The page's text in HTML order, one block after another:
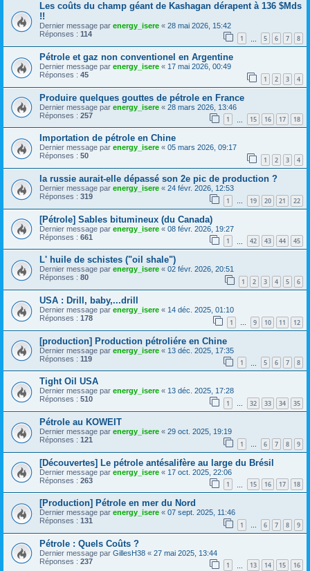
Les coûts du champ géant de Kashagan dérapent à 136 $Mds
!!
Dernier message par energy_isere « 28 mai 2026, 15:42
Réponses : 114 1 5 6 7 8
Pétrole et gaz non conventionel en Argentine
Dernier message par energy_isere « 17 mai 2026, 00:49
Réponses : 45 1 2 3 4
Produire quelques gouttes de pétrole en France
Dernier message par energy_isere « 28 mars 2026, 13:46
Réponses : 257 1 15 16 17 18
Importation de pétrole en Chine
Dernier message par energy_isere « 05 mars 2026, 09:17
Réponses : 50 1 2 3 4
la russie aurait-elle dépassé son 2e pic de production ?
Dernier message par energy_isere « 24 févr. 2026, 12:53
Réponses : 319 1 … 19 20 21 22
[Pétrole] Sables bitumineux (du Canada)
Dernier message par energy_isere « 08 févr. 2026, 19:27
Réponses : 661 1 42 43 44 45
L' huile de schistes ("oil shale")
Dernier message par energy_isere « 02 févr. 2026, 20:51
Réponses : 80 1 2 3 4 5 6
USA : Drill, baby,...drill
Dernier message par energy_isere « 14 déc. 2025, 01:10
Réponses : 178 1 … 9 10 11 12
[production] Production pétroliére en Chine
Dernier message par energy_isere « 13 déc. 2025, 17:35
Réponses : 119 1 5 6 7 8
Tight Oil USA
Dernier message par energy_isere « 13 déc. 2025, 17:28
Réponses : 510 1 … 32 33 34 35
Pétrole au KOWEIT
Dernier message par energy_isere « 29 oct. 2025, 19:19
Réponses : 121 1 6 7 8 9
[Découvertes] Le pétrole antésalifère au large du Brésil
Dernier message par energy_isere « 17 oct. 2025, 22:06
Réponses : 263 1 15 16 17 18
[Production] Pétrole en mer du Nord
Dernier message par energy_isere « 07 sept. 2025, 11:46
Réponses : 131 1 … 6 7 8 9
Pétrole : Quels Coûts ?
Dernier message par GillesH38 « 27 mai 2025, 13:44
Réponses : 237 1 13 14 15 16